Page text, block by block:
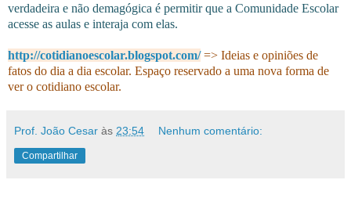
verdadeira e não demagógica é permitir que a Comunidade Escolar
acesse as aulas e interaja com elas.
http://cotidianoescolar.blogspot.com/ => Ideias e opiniões de
fatos do dia a dia escolar. Espaço reservado a uma nova forma de
ver o cotidiano escolar.
Prof. João Cesar às 23:54 Nenhum comentário:
Compartilhar